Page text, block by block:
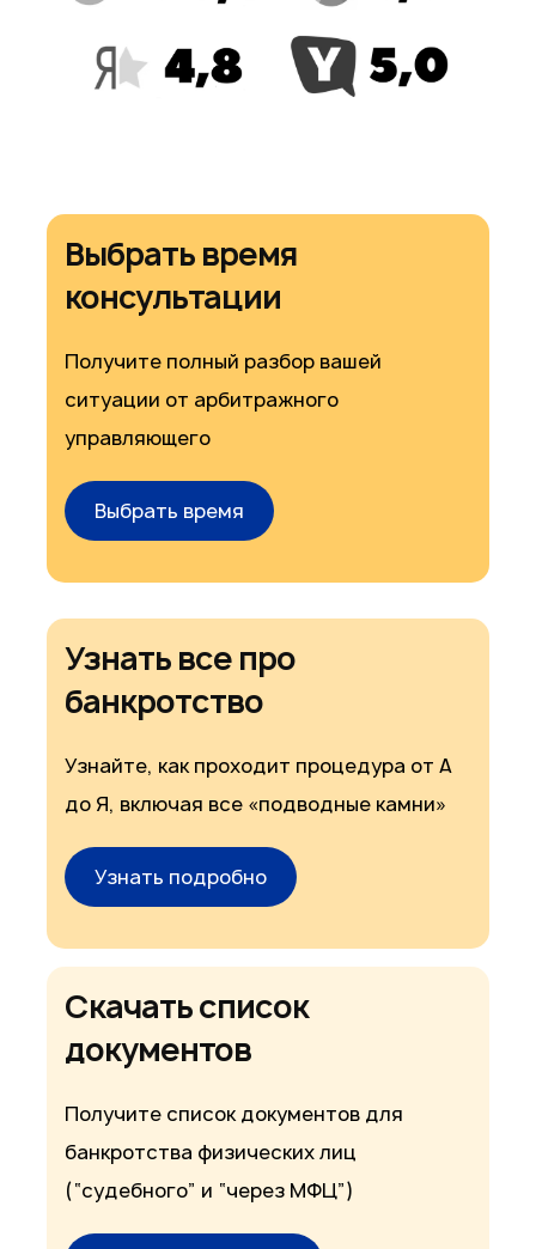
Выбрать время
консультации
Получите полный разбор вашей
ситуации от арбитражного
управляющего
Выбрать время
Узнать все про
банкротство
Узнайте, как проходит процедура от А
до Я, включая все «подводные камни»
Узнать подробно
Скачать список
документов
Получите список документов для
банкротства физических лиц
(“судебного” и “через МФЦ”)